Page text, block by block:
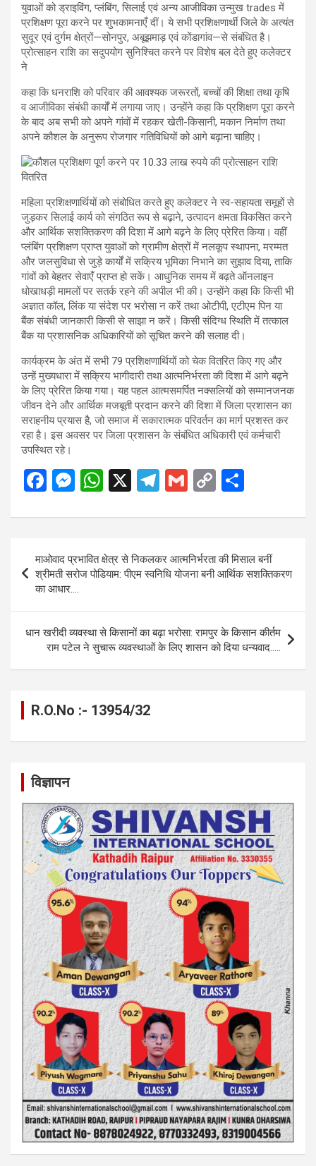
युवाओं को ड्राइविंग, प्लंबिंग, सिलाई एवं अन्य आजीविका उन्मुख trades में
प्रशिक्षण पूरा करने पर शुभकामनाएँ दीं। ये सभी प्रशिक्षणार्थी जिले के अत्यंत
सुदूर एवं दुर्गम क्षेत्रों—सोनपुर, अबूझमाड़ एवं कोंडागांव—से संबंधित है।
प्रोत्साहन राशि का सदुपयोग सुनिश्चित करने पर विशेष बल देते हुए कलेक्टर
ने
कहा कि धनराशि को परिवार की आवश्यक जरूरतों, बच्चों की शिक्षा तथा कृषि
व आजीविका संबंधी कार्यों में लगाया जाए। उन्होंने कहा कि प्रशिक्षण पूरा करने
के बाद अब सभी को अपने गांवों में रहकर खेती-किसानी, मकान निर्माण तथा
अपने कौशल के अनुरूप रोजगार गतिविधियों को आगे बढ़ाना चाहिए।
महिला प्रशिक्षणार्थियों को संबोधित करते हुए कलेक्टर ने स्व-सहायता समूहों से
जुड़कर सिलाई कार्य को संगठित रूप से बढ़ाने, उत्पादन क्षमता विकसित करने
और आर्थिक सशक्तिकरण की दिशा में आगे बढ़ने के लिए प्रेरित किया। वहीं
प्लंबिंग प्रशिक्षण प्राप्त युवाओं को ग्रामीण क्षेत्रों में नलकूप स्थापना, मरम्मत
और जलसुविधा से जुड़े कार्यों में सक्रिय भूमिका निभाने का सुझाव दिया, ताकि
गांवों को बेहतर सेवाएँ प्राप्त हो सकें। आधुनिक समय में बढ़ते ऑनलाइन
धोखाधड़ी मामलों पर सतर्क रहने की अपील भी की। उन्होंने कहा कि किसी भी
अज्ञात कॉल, लिंक या संदेश पर भरोसा न करें तथा ओटीपी, एटीएम पिन या
बैंक संबंधी जानकारी किसी से साझा न करें। किसी संदिग्ध स्थिति में तत्काल
बैंक या प्रशासनिक अधिकारियों को सूचित करने की सलाह दी।
कार्यक्रम के अंत में सभी 79 प्रशिक्षणार्थियों को चेक वितरित किए गए और
उन्हें मुख्यधारा में सक्रिय भागीदारी तथा आत्मनिर्भरता की दिशा में आगे बढ़ने
के लिए प्रेरित किया गया। यह पहल आत्मसमर्पित नक्सलियों को सम्मानजनक
जीवन देने और आर्थिक मजबूती प्रदान करने की दिशा में जिला प्रशासन का
सराहनीय प्रयास है, जो समाज में सकारात्मक परिवर्तन का मार्ग प्रशस्त कर
रहा है। इस अवसर पर जिला प्रशासन के संबंधित अधिकारी एवं कर्मचारी
उपस्थित रहे।
F
ce
b
o
o
k
M
se
g
er
W
at
s
A
p
X
T
e
a
G
ail
C
py
Li
n
ar
navigation
माओवाद प्रभावित क्षेत्र से निकलकर आत्मनिर्भरता की मिसाल बनीं
श्रीमती सरोज पोडियाम: पीएम स्वनिधि योजना बनी आर्थिक सशक्तिकरण
का आधार….
धान खरीदी व्यवस्था से किसानों का बढ़ा भरोसा: रामपुर के किसान कीर्तम
राम पटेल ने सुचारू व्यवस्थाओं के लिए शासन को दिया धन्यवाद…..
R.O.No :- 13954/32
विज्ञापन